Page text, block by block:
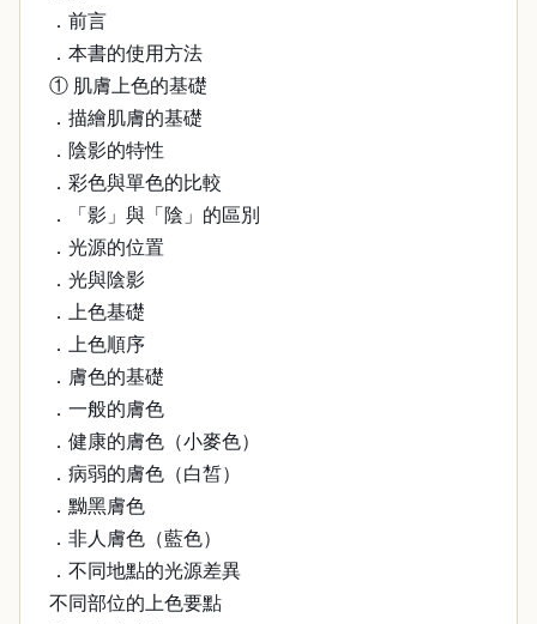
．前言
．本書的使用方法
① 肌膚上色的基礎
．描繪肌膚的基礎
．陰影的特性
．彩色與單色的比較
．「影」與「陰」的區別
．光源的位置
．光與陰影
．上色基礎
．上色順序
．膚色的基礎
．一般的膚色
．健康的膚色（小麥色）
．病弱的膚色（白皙）
．黝黑膚色
．非人膚色（藍色）
．不同地點的光源差異
不同部位的上色要點